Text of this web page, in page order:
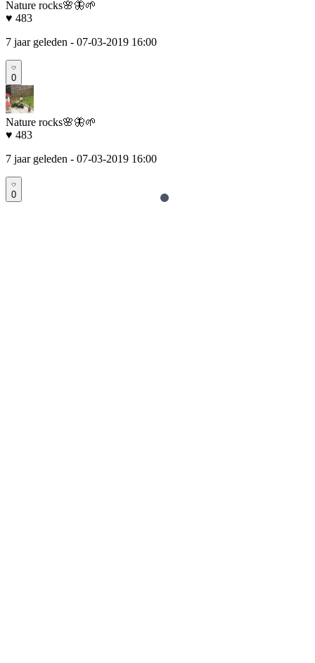
Nature rocks🌸🦋🌱
♥ 483
7 jaar geleden - 07-03-2019 16:00
0
Nature rocks🌸🦋🌱
♥ 483
7 jaar geleden - 07-03-2019 16:00
0